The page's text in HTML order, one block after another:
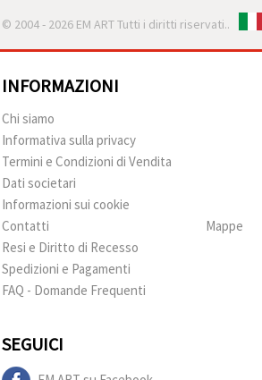
© 2004 - 2026 EM ART Tutti i diritti riservati..
INFORMAZIONI
Chi siamo
Informativa sulla privacy
Termini e Condizioni di Vendita
Dati societari
Informazioni sui cookie
Contatti
Resi e Diritto di Recesso
Spedizioni e Pagamenti
FAQ - Domande Frequenti
Mappe
SEGUICI